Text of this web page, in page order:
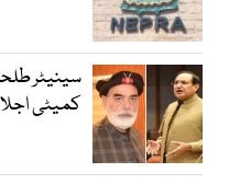
سینیٹر
کمیٹی